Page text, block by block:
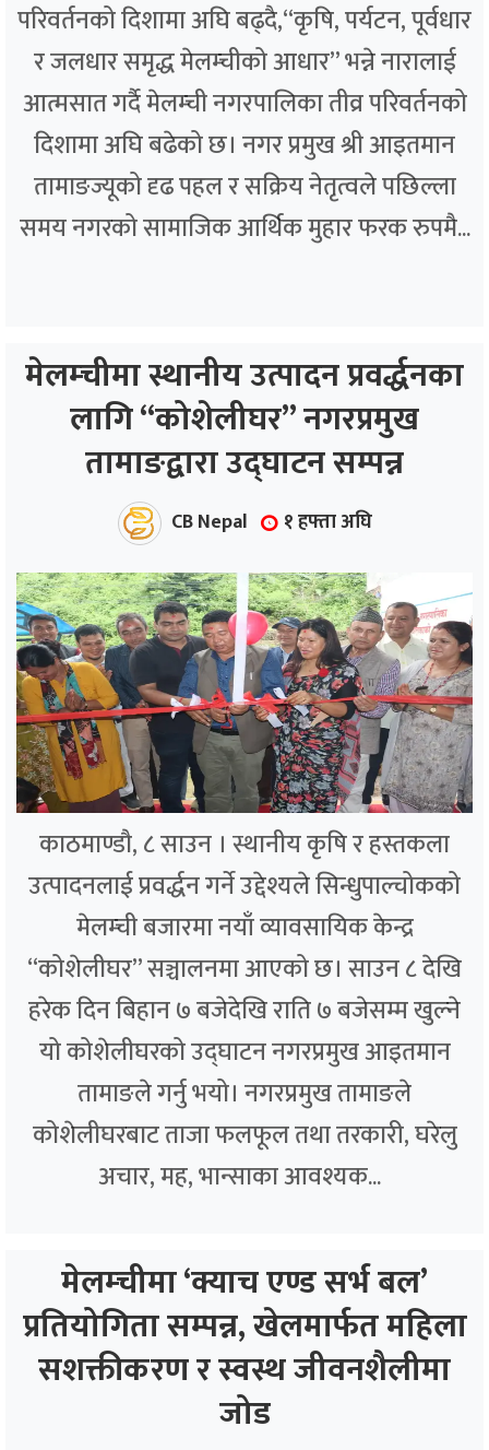
परिवर्तनको दिशामा अघि बढ्दै,“कृषि, पर्यटन, पूर्वधार
र जलधार समृद्ध मेलम्चीको आधार” भन्ने नारालाई
आत्मसात गर्दै मेलम्ची नगरपालिका तीव्र परिवर्तनको
दिशामा अघि बढेको छ। नगर प्रमुख श्री आइतमान
तामाङज्यूको दृढ पहल र सक्रिय नेतृत्वले पछिल्ला
समय नगरको सामाजिक आर्थिक मुहार फरक रुपमै...
मेलम्चीमा स्थानीय उत्पादन प्रवर्द्धनका
लागि “कोशेलीघर” नगरप्रमुख
तामाङद्वारा उद्घाटन सम्पन्न
CB Nepal १ हफ्ता अघि
काठमाण्डौ, ८ साउन । स्थानीय कृषि र हस्तकला
उत्पादनलाई प्रवर्द्धन गर्ने उद्देश्यले सिन्धुपाल्चोकको
मेलम्ची बजारमा नयाँ व्यावसायिक केन्द्र
“कोशेलीघर” सञ्चालनमा आएको छ। साउन ८ देखि
हरेक दिन बिहान ७ बजेदेखि राति ७ बजेसम्म खुल्ने
यो कोशेलीघरको उद्घाटन नगरप्रमुख आइतमान
तामाङले गर्नु भयो। नगरप्रमुख तामाङले
कोशेलीघरबाट ताजा फलफूल तथा तरकारी, घरेलु
अचार, मह, भान्साका आवश्यक...
मेलम्चीमा ‘क्याच एण्ड सर्भ बल’
प्रतियोगिता सम्पन्न, खेलमार्फत महिला
सशक्तीकरण र स्वस्थ जीवनशैलीमा
जोड